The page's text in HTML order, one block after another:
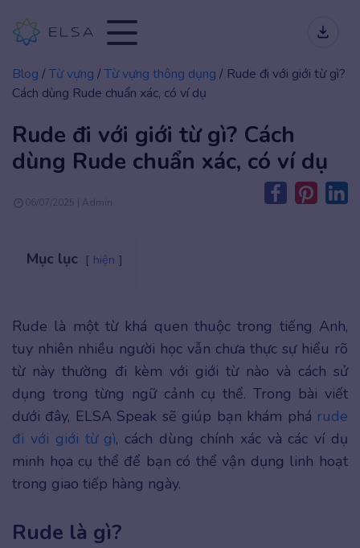
Blog /Từ vựng /Từ vựng thông dụng / Rude đi với giới từ gì?
Cách dùng Rude chuẩn xác, có ví dụ
Rude đi với giới từ gì? Cách
dùng Rude chuẩn xác, có ví dụ
06/07/2025 | Admin
Mục lục hiện
Rude là một từ khá quen thuộc trong tiếng Anh,
tuy nhiên nhiều người học vẫn chưa thực sự hiểu rõ
từ này thường đi kèm với giới từ nào và cách sử
dụng trong từng ngữ cảnh cụ thể. Trong bài viết
dưới đây, ELSA Speak sẽ giúp bạn khám phá rude
đi với giới từ gì, cách dùng chính xác và các ví dụ
minh họa cụ thể để bạn có thể vận dụng linh hoạt
trong giao tiếp hàng ngày.
Rude là gì?